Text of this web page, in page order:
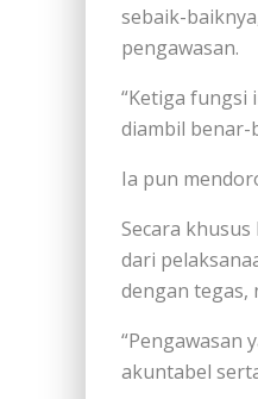
sebaik-
pengawasan.
“Ketiga fungsi
diambil benar-
Ia pun
Secara
dari
dengan
“Pengawasan
akuntabel